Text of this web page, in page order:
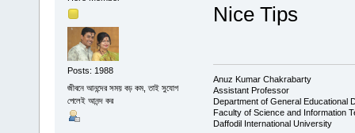
Posts: 1988
জীবনে আনন্দের সময় বড় কম, তাই সুযোগ
পেলেই আনন্দ কর
Nice Tips
Anuz Kumar Chakrabarty
Assistant Professor
Department of General Educational
Faculty of Science and Information
Daffodil International University